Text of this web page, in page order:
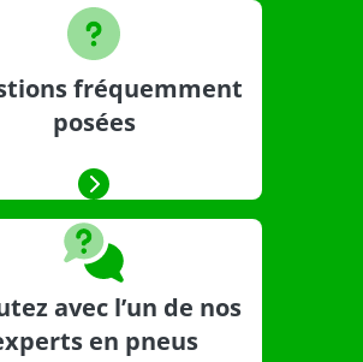
fréquemment
posées
avec l’un de nos
en pneus